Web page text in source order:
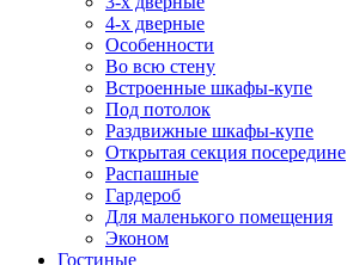
4-х дверные
Особенности
Во всю стену
Встроенные шкафы-купе
Под потолок
Раздвижные шкафы-купе
Открытая секция посередине
Распашные
Гардероб
Для маленького помещения
Эконом
Гостиные